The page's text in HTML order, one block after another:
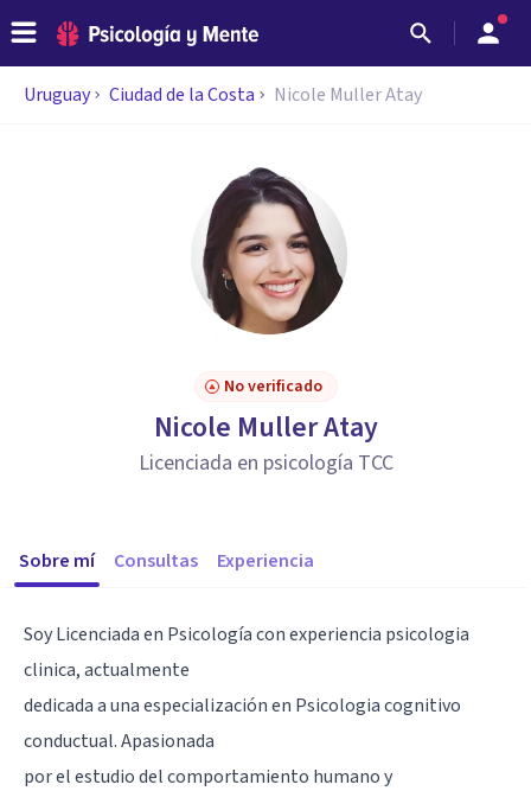
Uruguay Ciudad de la Costa Nicole Muller Atay
No verificado
Nicole Muller Atay
Licenciada en psicología TCC
Sobre mí Consultas Experiencia
Soy Licenciada en Psicología con experiencia psicologia
clinica, actualmente
dedicada a una especialización en Psicologia cognitivo
conductual. Apasionada
por el estudio del comportamiento humano y